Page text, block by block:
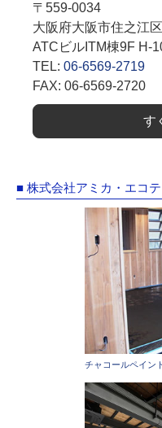
〒559-0034
大阪府大阪市住之江
ATCビルITM棟9F H-
TEL: 06-6569-2719
FAX: 06-6569-2720
す
■ 株式会社アミカ・エコ
チャコールペイン